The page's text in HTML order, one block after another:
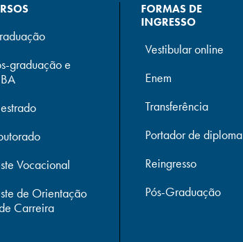
graduação e
Vocacional
de Orientação
Carreira
FORMAS DE
INGRESSO
Vestibular online
Enem
Transferência
Portador de diploma
Reingresso
Pós-Graduação